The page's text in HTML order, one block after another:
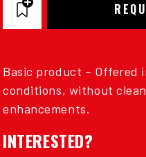
Basic product – Offered
conditions, without
enhancements.
INTERESTED?